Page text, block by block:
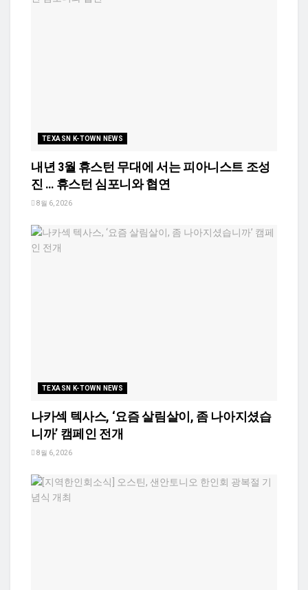
TEXASN K-TOWN NEWS
내년 3월 휴스턴 무대에 서는 피아니스트 조성
진 … 휴스턴 심포니와 협연
8월 6, 2026
TEXASN K-TOWN NEWS
나카섹 텍사스, ‘요즘 살림살이, 좀 나아지셨습
니까’ 캠페인 전개
8월 6, 2026